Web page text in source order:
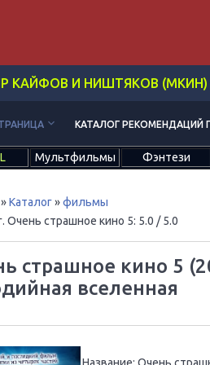
КАЙФОВ И НИШТЯКОВ (МКИН)
keyboard_arrow_down КАТАЛОГ РЕКОМЕНДАЦИЙ
Мультфильмы Фэнтези
»Каталог»фильмы
Очень страшное кино 5: 5.0 / 5.0
страшное кино 5
вселенная